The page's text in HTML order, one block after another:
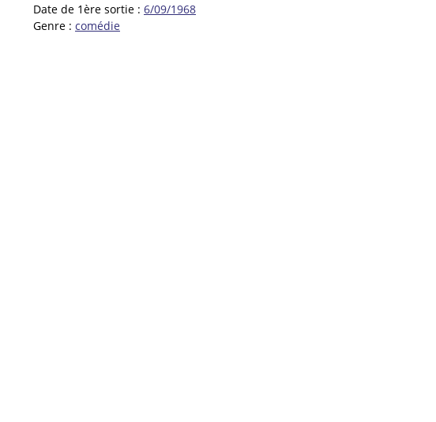
Date de 1ère sortie : 6/09/1968
Genre : comédie